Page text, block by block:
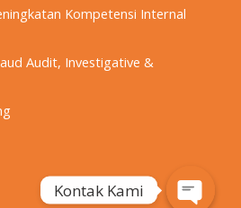
Kompetensi Internal
Audit, Investigative &
Kontak Kami